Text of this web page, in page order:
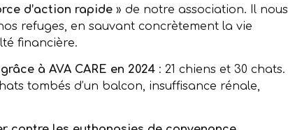
d’action rapide » de notre association. Il nous
refuges, en sauvant concrètement la vie
financière.
à AVA CARE en 2024 : 21 chiens et 30 chats.
tombés d’un balcon, insuffisance rénale,